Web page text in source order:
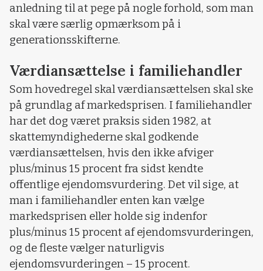
anledning til at pege på nogle forhold, som man
skal være særlig opmærksom på i
generationsskifterne.
Værdiansættelse i familiehandler
Som hovedregel skal værdiansættelsen skal ske
på grundlag af markedsprisen. I familiehandler
har det dog været praksis siden 1982, at
skattemyndighederne skal godkende
værdiansættelsen, hvis den ikke afviger
plus/minus 15 procent fra sidst kendte
offentlige ejendomsvurdering. Det vil sige, at
man i familiehandler enten kan vælge
markedsprisen eller holde sig indenfor
plus/minus 15 procent af ejendomsvurderingen,
og de fleste vælger naturligvis
ejendomsvurderingen – 15 procent.